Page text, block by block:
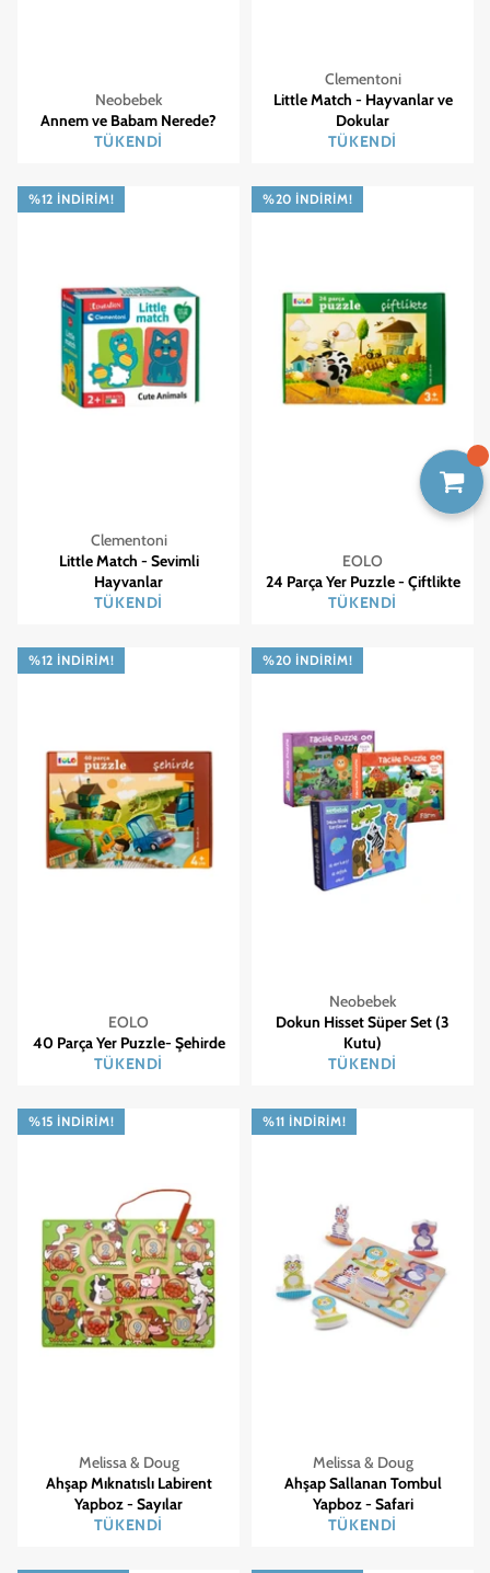
Neobebek
Annem ve Babam Nerede?
TÜKENDI
Clementoni
Little Match - Hayvanlar ve
Dokular
TÜKENDI
Clementoni
Little Match - Sevimli
Hayvanlar
TÜKENDI
%12 İNDIRIM!
EOLO
24 Parça Yer Puzzle - Çiftlikte
TÜKENDI
%20 İNDIRIM!
EOLO
40 Parça Yer Puzzle- Şehirde
TÜKENDI
%12 İNDIRIM!
Neobebek
Dokun Hisset Süper Set (3
Kutu)
TÜKENDI
%20 İNDIRIM!
Melissa & Doug
Ahşap Mıknatıslı Labirent
Yapboz - Sayılar
TÜKENDI
%15 İNDIRIM!
Melissa & Doug
Ahşap Sallanan Tombul
Yapboz - Safari
TÜKENDI
%11 İNDIRIM!